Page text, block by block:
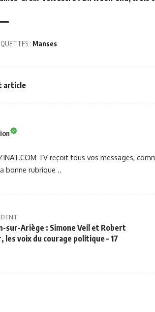
: Manses
article
TV reçoit tous vos messages,
bonne rubrique ..
sur-Ariège : Simone Veil et Robert
les voix du courage politique – 17